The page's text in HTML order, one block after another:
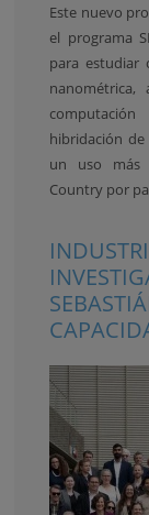
Este nuevo
el programa
para estudiar
hibridación de
un uso más
Country por